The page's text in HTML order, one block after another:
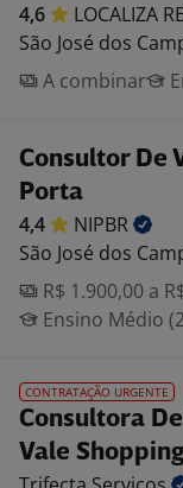
4,6 LOCALIZA
São José dos
A combinar
Consultor De
Porta
4,4
NIPBR
São José dos
R$ 1.900,00 a
Ensino Médio
CONTRATAÇÃO URGENTE
Consultora
Vale